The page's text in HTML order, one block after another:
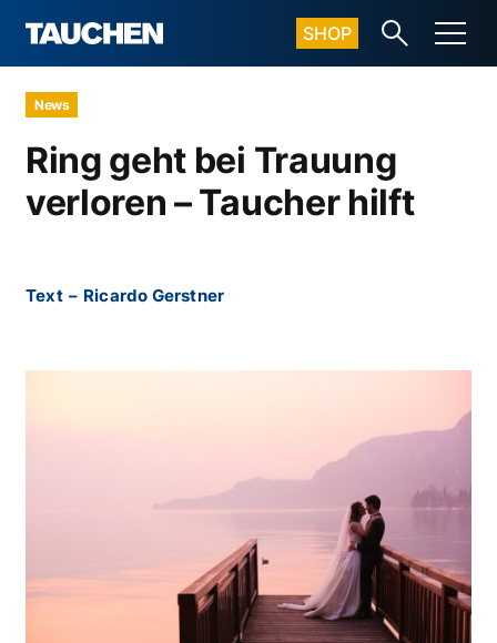
SHOP
News
Ring geht bei Trauung
verloren – Taucher hilft
Text – Ricardo Gerstner